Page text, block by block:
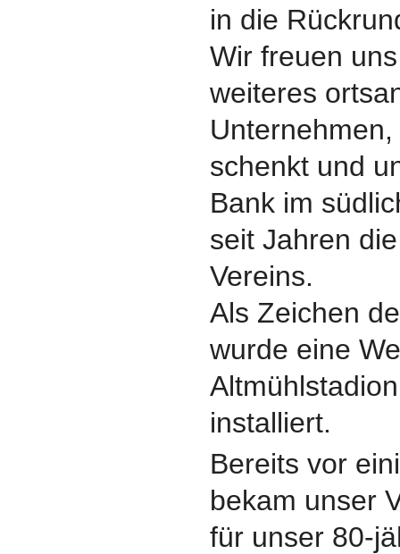
in die
Wir freuen
weiteres
schenkt und
Bank im
seit Jahren
Vereins.
Als Zeichen
wurde eine
installiert.
Bereits vor
bekam unser
für unser 80-